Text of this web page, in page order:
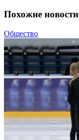
Похожие новости
Общество